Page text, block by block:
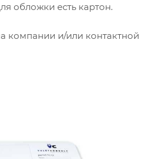
обложки есть картон.
компании и/или контактной